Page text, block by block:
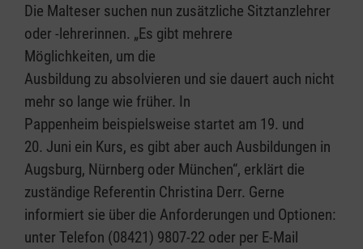
Die Malteser suchen nun zusätzliche Sitztanzlehrer
oder -lehrerinnen. „Es gibt mehrere
Möglichkeiten, um die
Ausbildung zu absolvieren und sie dauert auch nicht
mehr so lange wie früher. In
Pappenheim beispielsweise startet am 19. und
20. Juni ein Kurs, es gibt aber auch Ausbildungen in
Augsburg, Nürnberg oder München“, erklärt die
zuständige Referentin Christina Derr. Gerne
informiert sie über die Anforderungen und Optionen:
unter Telefon (08421) 9807-22 oder per E-Mail